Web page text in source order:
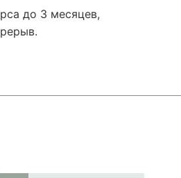
до 3 месяцев,